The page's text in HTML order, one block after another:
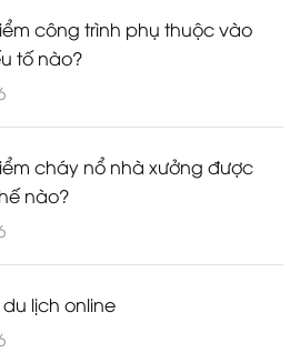
công trình phụ thuộc vào
tố nào?
cháy nổ nhà xưởng được
nào?
lịch online